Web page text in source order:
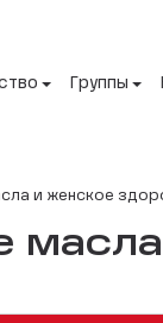
Группы
и женское